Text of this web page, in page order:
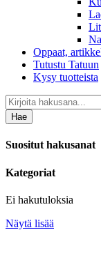
Oppaat,
Tutustu Tatuun
Kysy tuotteista
Hae
Suositut hakusanat
Kategoriat
Ei hakutuloksia
Näytä lisää